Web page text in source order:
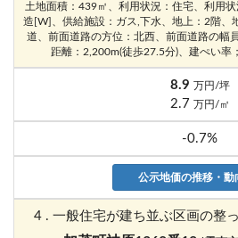
土地面積：439㎡、利用状況：住宅、利用
造[W]、供給施設：ガス,下水、地上：2階、
道、前面道路の方位：北西、前面道路の幅
距離：2,200m(徒歩27.5分)、建ぺい率
8.9 万円/坪
2.7 万円/㎡
-0.7%
公示地価の推移・動
4 . 一般住宅が建ち並ぶ区画の整